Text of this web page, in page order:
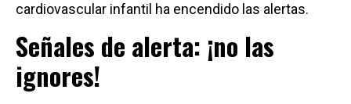
cardiovascular infantil ha encendido las alertas.
Señales de alerta: ¡no las
ignores!